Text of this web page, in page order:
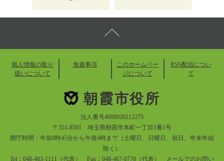
個人情報の取り
扱いについて
免責事項
このホームペー
ジについて
RSS配信につい
て
朝霞市役所
法人番号4000020112275
〒351-8501 埼玉県朝霞市本町一丁目1番1号
開庁時間：午前8時45分から午後4時まで（土曜日、日曜日、祝日、年末年始
除く）
Tel：048-463-1111（代表） Fax：048-467-0770（代表）
メールでのお問い